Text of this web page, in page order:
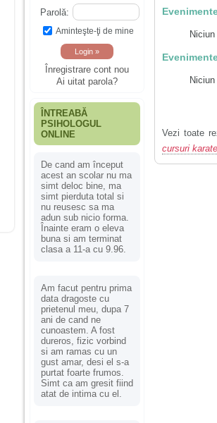
Parolă:
Aminteşte-ţi de mine
Înregistrare cont nou
Ai uitat parola?
ÎNTREABĂ
PSIHOLOGUL
ONLINE
De cand am început
acest an scolar nu ma
simt deloc bine, ma
simt pierduta total si
nu reusesc sa ma
adun sub nicio forma.
Înainte eram o eleva
buna si am terminat
clasa a 11-a cu 9.96.
Am facut pentru prima
data dragoste cu
prietenul meu, dupa 7
ani de cand ne
cunoastem. A fost
dureros, fizic vorbind
si am ramas cu un
gust amar, desi el s-a
purtat foarte frumos.
Simt ca am gresit fiind
atat de intima cu el.
Vezi toate
cursuri